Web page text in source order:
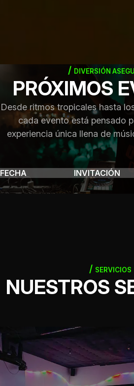
DIVERSIÓN
PRÓXIMOS
Desde ritmos tropicales hasta
cada evento está pensado
experiencia única llena de
FECHA INVITACIÓN
SERVICIOS
NUESTROS